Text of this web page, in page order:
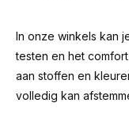
In onze winkels kan
testen en het
aan stoffen en
volledig kan